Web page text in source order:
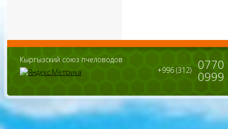
Кыргызский союз пчеловодов
+996 (312)